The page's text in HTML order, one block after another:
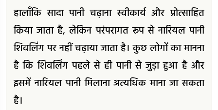
हालाँकि सादा पानी चढ़ाना स्वीकार्य और प्रोत्साहित
किया जाता है, लेकिन परंपरागत रूप से नारियल पानी
शिवलिंग पर नहीं चढ़ाया जाता है। कुछ लोगों का मानना
है कि शिवलिंग पहले से ही पानी से जुड़ा हुआ है और
इसमें नारियल पानी मिलाना अत्यधिक माना जा सकता
है।